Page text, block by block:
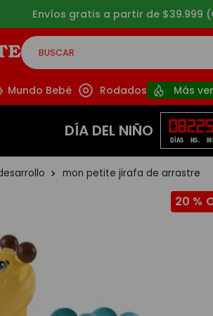
Envíos gratis a partir de $39.999
BUSCAR
Mundo Bebé Rodados Más
DÍA DEL NIÑO 08
DÍAS
22
HS.
mon petite jirafa de arrastre
20 %